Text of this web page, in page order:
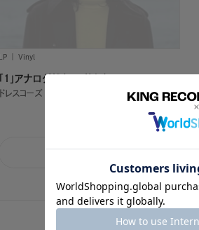
LP Vinyl
「1」アナログ盤（LP2枚組）
ドレスコーズ
売り切れ